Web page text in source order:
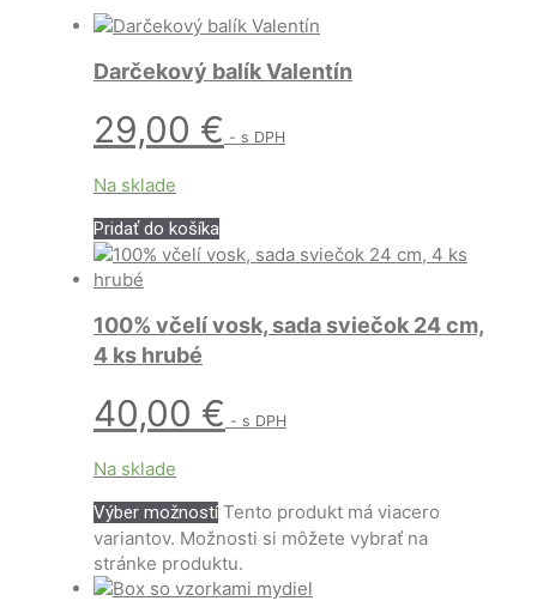
Darčekový balík Valentín
29,00 € - s DPH
Na sklade
Pridať do košíka
100% včelí vosk, sada sviečok 24 cm,
4 ks hrubé
40,00 € - s DPH
Na sklade
Výber možností Tento produkt má viacero
variantov. Možnosti si môžete vybrať na
stránke produktu.